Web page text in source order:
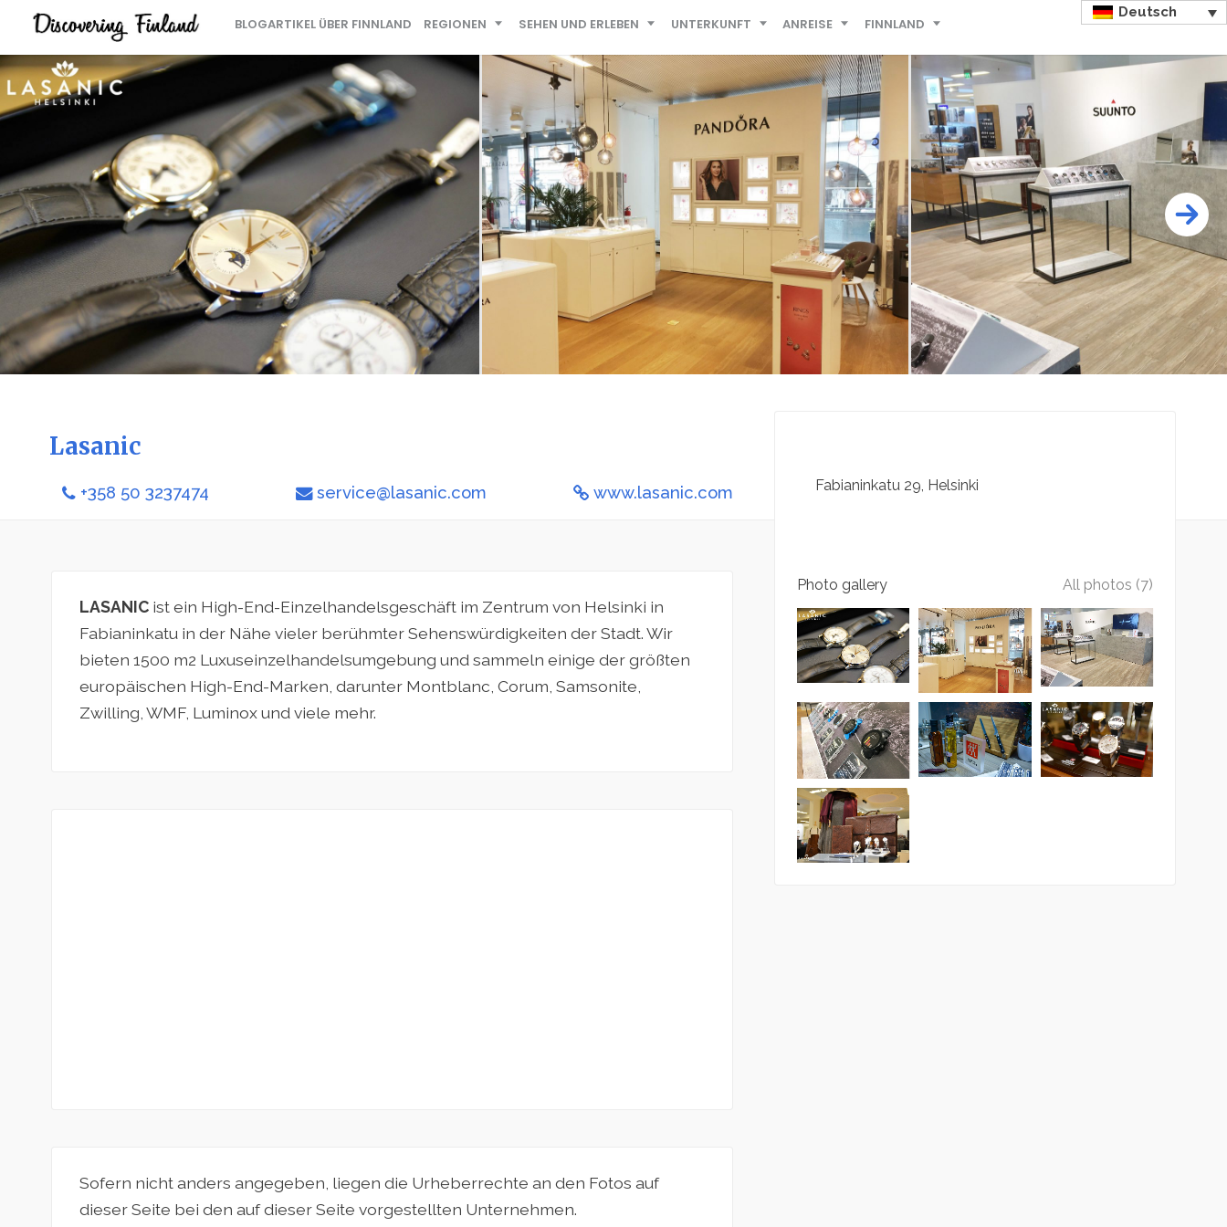
BLOGARTIKEL ÜBER FINNLAND REGIONEN SEHEN UND ERLEBEN UNTERKUNFT ANREISE FINNLAND
Deutsch
Lasanic
+358 50 3237474 service@lasanic.com www.lasanic.com
LASANIC ist ein High-End-Einzelhandelsgeschäft im Zentrum von Helsinki in
Fabianinkatu in der Nähe vieler berühmter Sehenswürdigkeiten der Stadt. Wir
bieten 1500 m2 Luxuseinzelhandelsumgebung und sammeln einige der größten
europäischen High-End-Marken, darunter Montblanc, Corum, Samsonite,
Zwilling, WMF, Luminox und viele mehr.
Sofern nicht anders angegeben, liegen die Urheberrechte an den Fotos auf
dieser Seite bei den auf dieser Seite vorgestellten Unternehmen.
Fabianinkatu 29 Helsinki
Photo gallery All photos (7)